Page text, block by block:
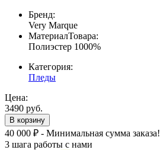
Бренд:
Very Marque
МатериалТовара:
Полиэстер 1000%
Категория:
Пледы
Цена:
3490 руб.
В корзину
40 000 ₽ - Минимальная сумма заказа!
3 шага работы с нами